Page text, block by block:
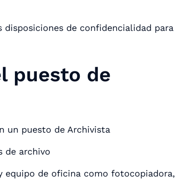
de confidencialidad para
puesto de
un puesto de Archivista
de archivo
equipo de oficina como fotocopiadora,